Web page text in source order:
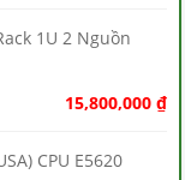
1U 2 Nguồn
15,800,000 ₫
CPU E5620